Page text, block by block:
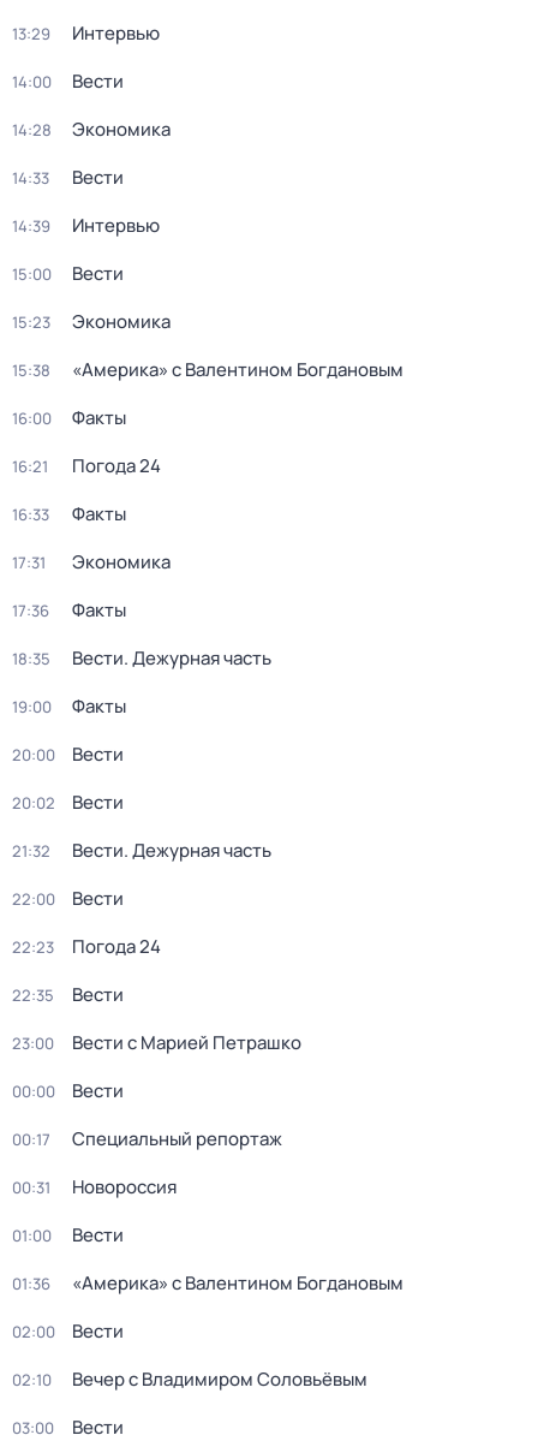
13:29 Интервью
14:00 Вести
14:28 Экономика
14:33 Вести
14:39 Интервью
15:00 Вести
15:23 Экономика
15:38 «Америка» с Валентином Богдановым
16:00 Факты
16:21 Погода 24
16:33 Факты
17:31 Экономика
17:36 Факты
18:35 Вести. Дежурная часть
19:00 Факты
20:00 Вести
20:02 Вести
21:32 Вести. Дежурная часть
22:00 Вести
22:23 Погода 24
22:35 Вести
23:00 Вести с Марией Петрашко
00:00 Вести
00:17 Специальный репортаж
00:31 Новороссия
01:00 Вести
01:36 «Америка» с Валентином Богдановым
02:00 Вести
02:10 Вечер с Владимиром Соловьёвым
03:00 Вести